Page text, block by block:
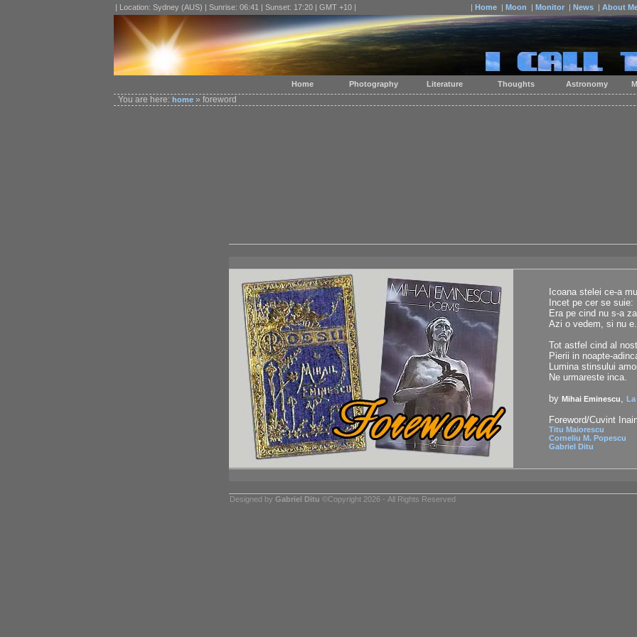
| Location: Sydney (AUS) | Sunrise: 06:41 | Sunset: 17:20 | GMT +10 | | Home | Moon | Monitor | News | About
You are here: home » foreword
Icoana stelei ce-a
Incet pe cer se suie:
Era pe cind nu s-a
Azi o vedem, si nu e.
Tot astfel cind al
Pierii in noapte-
Lumina stinsului
Ne urmareste inca.
by Mihai Eminescu La
Foreword/Cuvint
Titu Maiorescu
Corneliu M. Popescu
Gabriel Ditu
Designed by Gabriel Ditu ©Copyright 2026 - All Rights Reserved
Home Photography Literature Thoughts Astronomy